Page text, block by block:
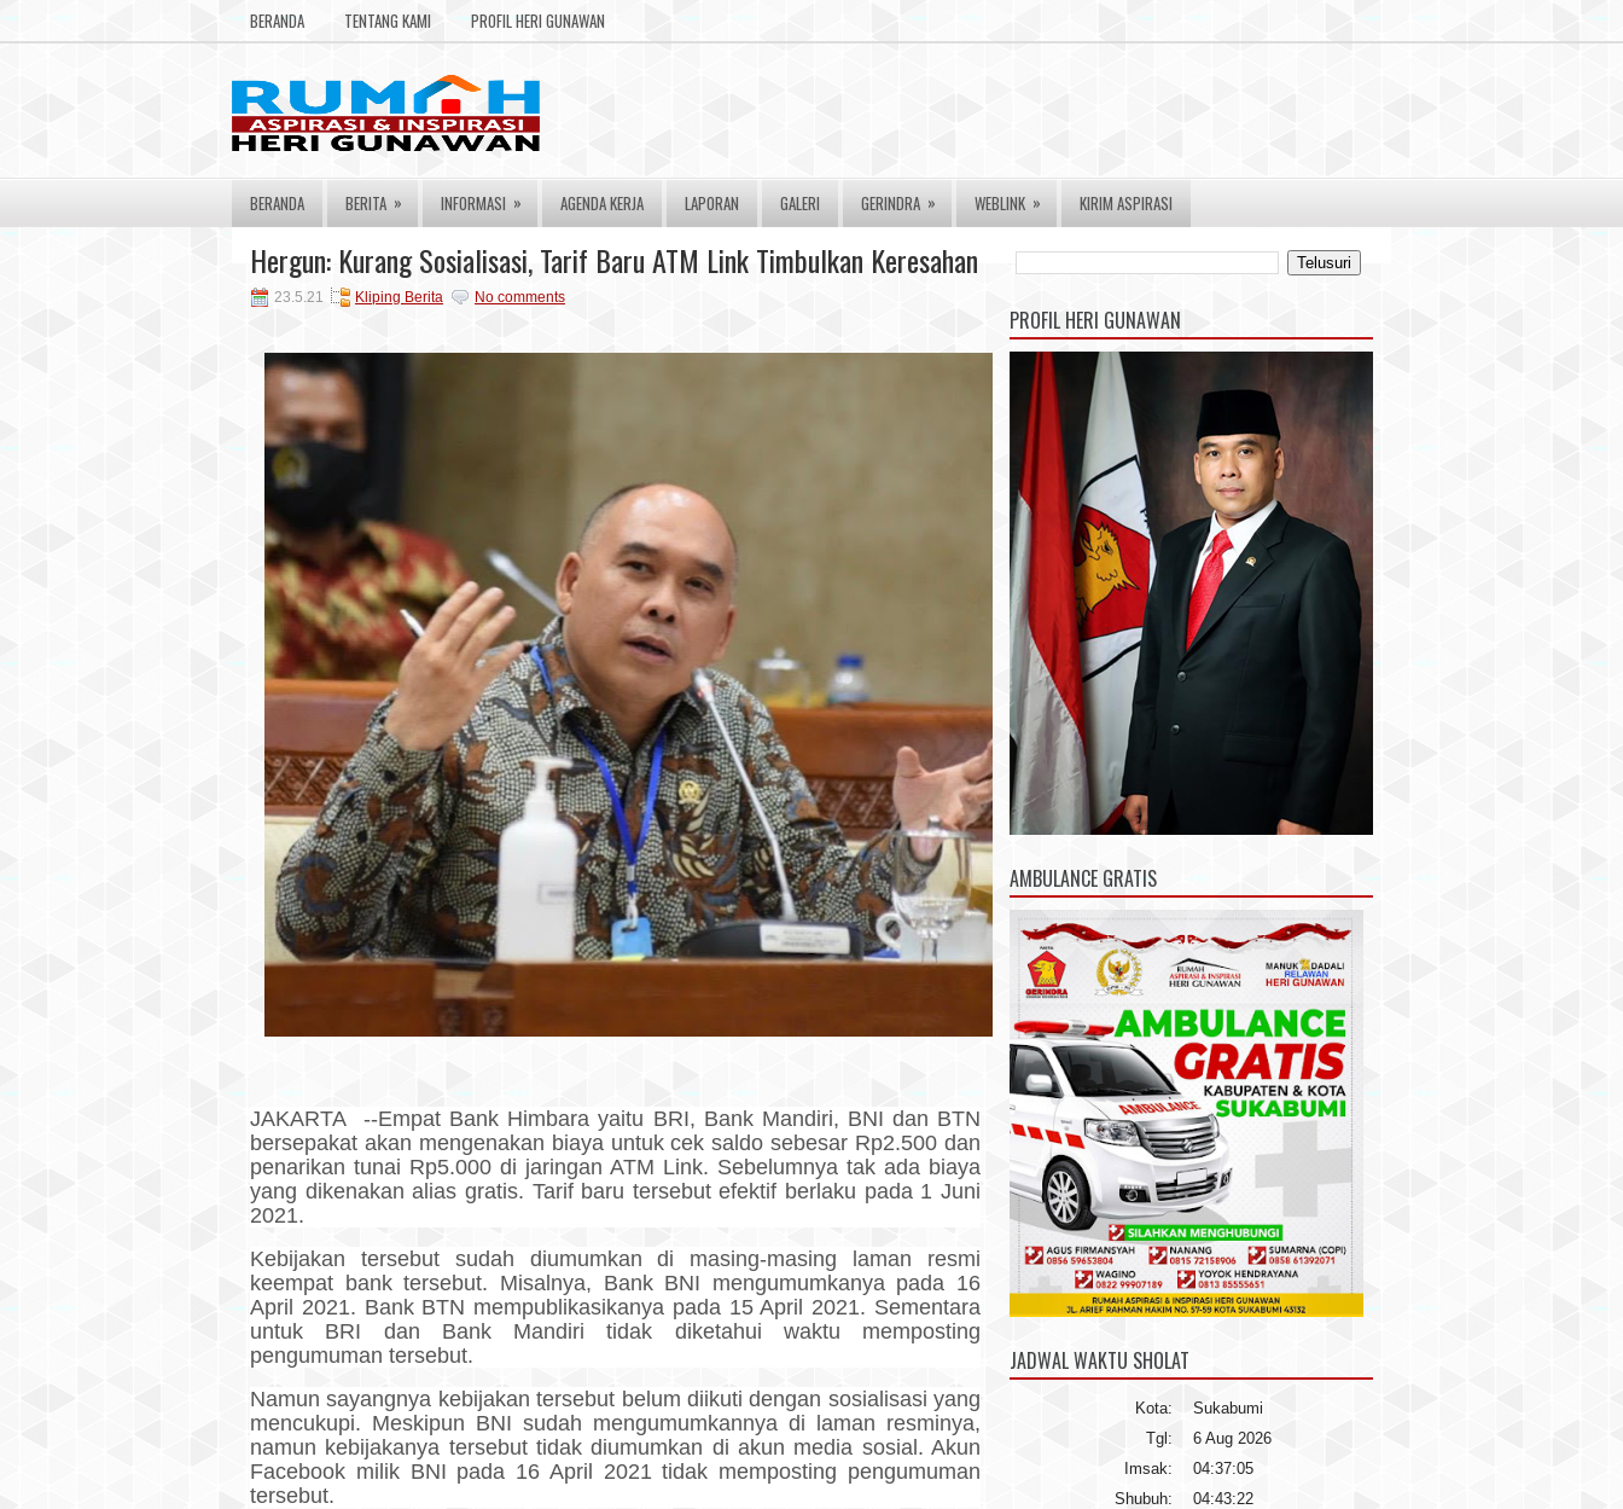
BERANDA TENTANG KAMI PROFIL HERI GUNAWAN
BERANDA BERITA » INFORMASI » AGENDA KERJA LAPORAN GALERI GERINDRA » WEBLINK » KIRIM ASPIRASI
Hergun: Kurang Sosialisasi, Tarif Baru ATM Link Timbulkan Keresahan
23.5.21 Kliping Berita No comments
JAKARTA --Empat Bank Himbara yaitu BRI, Bank Mandiri, BNI dan BTN
bersepakat akan mengenakan biaya untuk cek saldo sebesar Rp2.500 dan
penarikan tunai Rp5.000 di jaringan ATM Link. Sebelumnya tak ada biaya
yang dikenakan alias gratis. Tarif baru tersebut efektif berlaku pada 1 Juni
2021.
Kebijakan tersebut sudah diumumkan di masing-masing laman resmi
keempat bank tersebut. Misalnya, Bank BNI mengumumkanya pada 16
April 2021. Bank BTN mempublikasikanya pada 15 April 2021. Sementara
untuk BRI dan Bank Mandiri tidak diketahui waktu memposting
pengumuman tersebut.
Namun sayangnya kebijakan tersebut belum diikuti dengan sosialisasi yang
mencukupi. Meskipun BNI sudah mengumumkannya di laman resminya,
namun kebijakanya tersebut tidak diumumkan di akun media sosial. Akun
Facebook milik BNI pada 16 April 2021 tidak memposting pengumuman
tersebut.
PROFIL HERI GUNAWAN
AMBULANCE GRATIS
JADWAL WAKTU SHOLAT
Kota:
Sukabumi
Tgl:
6 Aug 2026
Imsak:
04:37:05
Shubuh:
04:43:22